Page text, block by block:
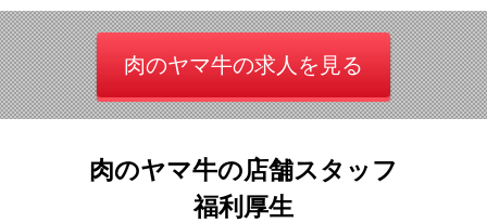
肉のヤマ牛の求人を見る
肉のヤマ牛の店舗スタッフ
福利厚生